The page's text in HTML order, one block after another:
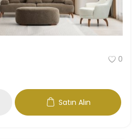
0
Satın Alın